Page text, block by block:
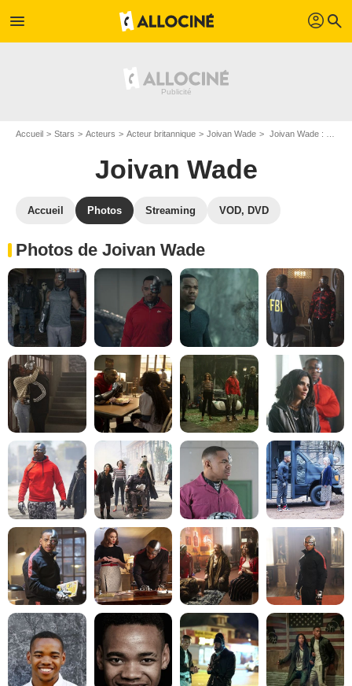
menu profil search
Accueil Stars Acteurs Acteur britannique Joivan Wade Joivan Wade : Photos de ses films et séries
Joivan Wade
Accueil Photos Streaming VOD, DVD
Photos de Joivan Wade